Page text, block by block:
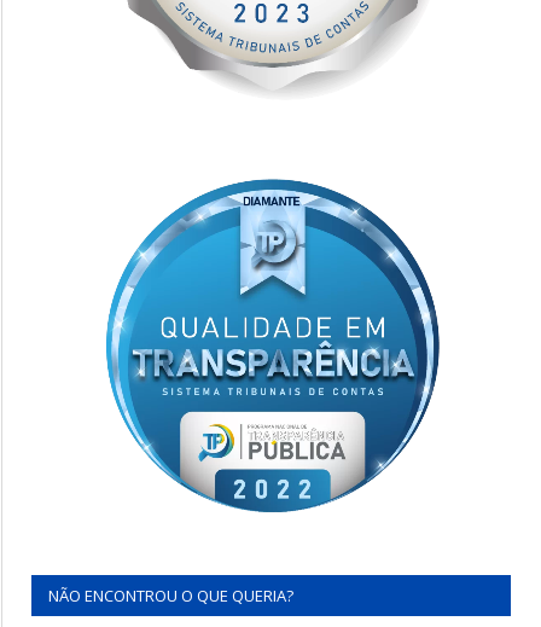
NÃO ENCONTROU O QUE QUERIA?